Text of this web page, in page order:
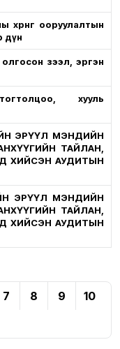
ооруулалтын
дүн
олгосон зээл, эргэн
хууль
ЭРҮҮЛ МЭНДИЙН
ТАЙЛАН,
ХИЙСЭН АУДИТЫН
ЭРҮҮЛ МЭНДИЙН
ТАЙЛАН,
ХИЙСЭН АУДИТЫН
7 8 9
10